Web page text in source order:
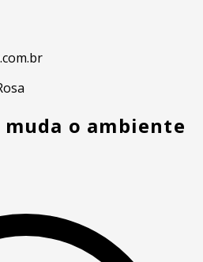
muda o ambiente